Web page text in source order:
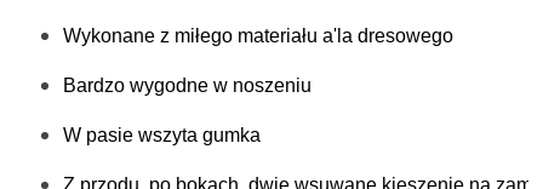
Wykonane z miłego materiału a'la dresowego
Bardzo wygodne w noszeniu
W pasie wszyta gumka
Z przodu, po bokach, dwie wsuwane kieszenie na